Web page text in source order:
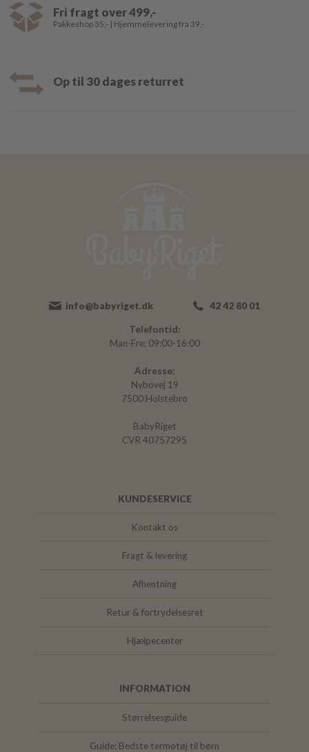
Fri fragt over 499,-
Pakkeshop 35,- | Hjemmelevering fra 39,-
Op til 30 dages returret
info@babyriget.dk 42 42 80 01
Telefontid:
Man-Fre: 09:00-16:00
Adresse:
Nybovej 19
7500 Holstebro
BabyRiget
CVR 40757295
KUNDESERVICE
Kontakt os
Fragt & levering
Afhentning
Retur & fortrydelsesret
Hjælpecenter
INFORMATION
Størrelsesguide
Guide: Bedste termotøj til børn